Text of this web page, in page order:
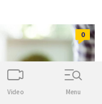
0
Video Menu